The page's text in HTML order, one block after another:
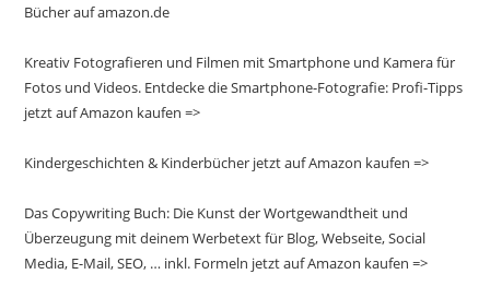
Bücher auf amazon.de
Kreativ Fotografieren und Filmen mit Smartphone und Kamera für
Fotos und Videos. Entdecke die Smartphone-Fotografie: Profi-Tipps
jetzt auf Amazon kaufen =>
Kindergeschichten & Kinderbücher jetzt auf Amazon kaufen =>
Das Copywriting Buch: Die Kunst der Wortgewandtheit und
Überzeugung mit deinem Werbetext für Blog, Webseite, Social
Media, E-Mail, SEO, … inkl. Formeln jetzt auf Amazon kaufen =>